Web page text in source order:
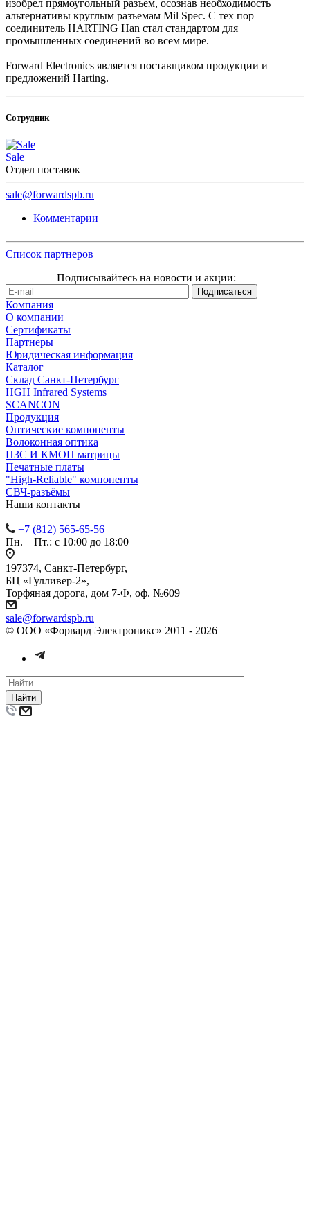
изобрел прямоугольный разъем, осознав необходимость
альтернативы круглым разъемам Mil Spec. С тех пор
соединитель HARTING Han стал стандартом для
промышленных соединений во всем мире.
Forward Electronics является поставщиком продукции и
предложений Harting.
Сотрудник
Sale
Отдел поставок
sale@forwardspb.ru
Комментарии
Список партнеров
Подписывайтесь на новости и акции:
Компания
О компании
Сертификаты
Партнеры
Юридическая информация
Каталог
Cклад Санкт-Петербург
HGH Infrared Systems
SCANCON
Продукция
Оптические компоненты
Волоконная оптика
ПЗС И КМОП матрицы
Печатные платы
"High-Reliable" компоненты
СВЧ-разъёмы
Наши контакты
+7 (812) 565-65-56
Пн. – Пт.: с 10:00 до 18:00
197374, Санкт-Петербург,
БЦ «Гулливер-2»,
Торфяная дорога, дом 7-Ф, оф. №609
sale@forwardspb.ru
© ООО «Форвард Электроникс» 2011 - 2026
Найти